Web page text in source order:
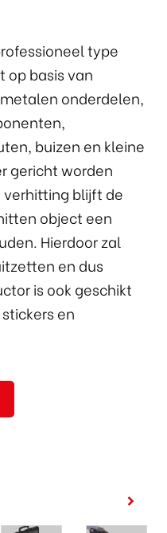
type
op basis van
onderdelen,
buizen en kleine
gericht worden
verhitting blijft de
object een
Hierdoor zal
en dus
is ook geschikt
en